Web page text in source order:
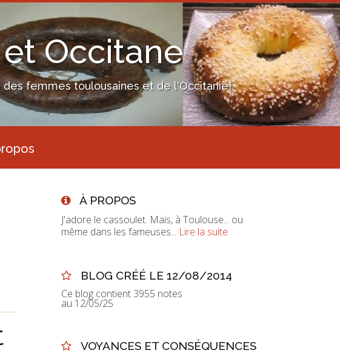
Occitane
femmes toulousaines et de l'Occitanie!
À PROPOS
J'adore le cassoulet. Mais, à Toulouse... ou
même dans les fameuses... Lire la suite
BLOG CRÉÉ LE 12/08/2014
Ce blog contient 3955 notes
au 12/05/25
VOYANCES ET CONSÉQUENCES